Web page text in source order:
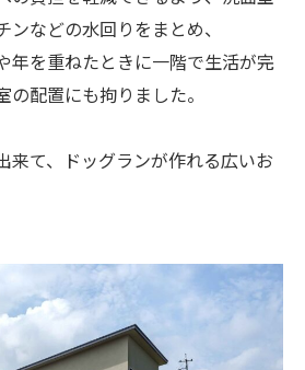
などの水回りをまとめ、
年を重ねたときに一階で生活が完
配置にも拘りました。
来て、ドッグランが作れる広いお